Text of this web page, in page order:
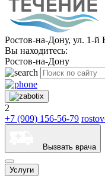
Ростов-на-Дону, ул. 1-
Вы находитесь:
Ростов-на-Дону
2
+7 (909) 156-56-79
Вызвать врача
Услуги